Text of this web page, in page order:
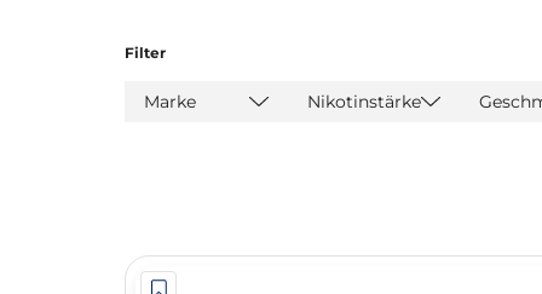
Filter
Marke Nikotinstärke